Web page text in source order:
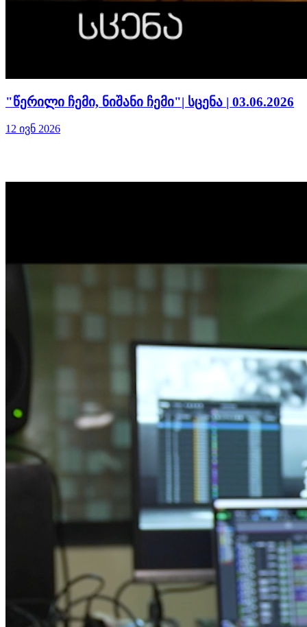
"წერილი ჩემი, ნიშანი ჩემი"| სცენა | 03.06.2026
12 ივნ 2026